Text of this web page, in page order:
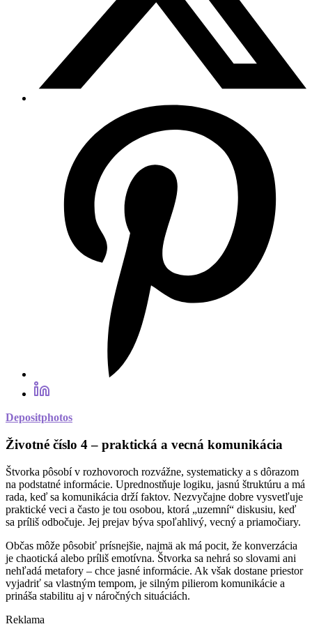
Depositphotos
Životné číslo 4 – praktická a vecná komunikácia
Štvorka pôsobí v rozhovoroch rozvážne, systematicky a s dôrazom
na podstatné informácie. Uprednostňuje logiku, jasnú štruktúru a má
rada, keď sa komunikácia drží faktov. Nezvyčajne dobre vysvetľuje
praktické veci a často je tou osobou, ktorá „uzemní“ diskusiu, keď
sa príliš odbočuje. Jej prejav býva spoľahlivý, vecný a priamočiary.
Občas môže pôsobiť prísnejšie, najmä ak má pocit, že konverzácia
je chaotická alebo príliš emotívna. Štvorka sa nehrá so slovami ani
nehľadá metafory – chce jasné informácie. Ak však dostane priestor
vyjadriť sa vlastným tempom, je silným pilierom komunikácie a
prináša stabilitu aj v náročných situáciách.
Reklama